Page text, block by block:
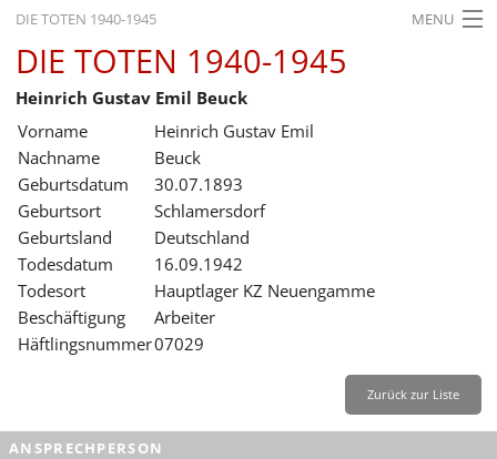
DIE TOTEN 1940-1945 MENU
STARTSEITE
AKTUELLES
AUSSTELLUNGEN
GESCHICHTE
BILDUNG
FORSCHUNG
SERVICE
Leichte Sprache
DIE TOTEN 1940-1945
Heinrich Gustav Emil Beuck
Vorname
Heinrich Gustav Emil
Nachname
Beuck
Geburtsdatum
30.07.1893
Geburtsort
Schlamersdorf
Geburtsland
Deutschland
Todesdatum
16.09.1942
Todesort
Hauptlager KZ Neuengamme
Beschäftigung
Arbeiter
Häftlingsnummer07029
Zurück zur Liste
ANSPRECHPERSON